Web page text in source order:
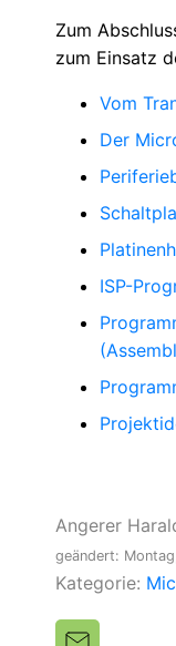
Zum
zum Einsatz
Vom
Der
ISP-
Angerer
geändert:
Kategorie: